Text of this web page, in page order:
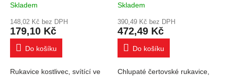
Skladem
148,02 Kč bez DPH
179,10 Kč
Do košíku
Rukavice kostlivec, svítící ve
Skladem
390,49 Kč bez DPH
472,49 Kč
Do košíku
Chlupaté čertovské rukavice,